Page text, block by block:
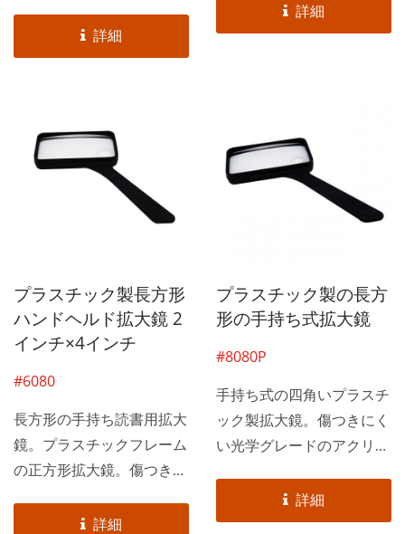
フレームの色はカスタマイ
ズ可能です。長方形のハン
も使用できます。あらゆる
読書資料や小さな物体の観
察に最適です。E-Tayこの
iPhone型LEDライト付き拡
詳細
載しています。LEDライト
付き拡大鏡は、小さな文字
ートフォンと同じサイズで
す。E-Tay20年以上にわた
り、LED照明付き拡大鏡を
製造しているメーカーで
鏡、LEDライト付きヘッド
バンド拡大鏡、LEDライト
製品。
詳細
プラスチック製長方形
ハンドヘルド拡大鏡 2
インチ×4インチ
#6080
長方形の手持ち読書用拡大
鏡。プラスチックフレーム
の正方形拡大鏡。傷つきに
ルレンズ。手持ち式のクラ
詳細
プラスチック製の長方
形の手持ち式拡大鏡
#8080P
手持ち式の四角いプラスチ
ック製拡大鏡。傷つきにく
い光学グレードのアクリル
のクラシックな拡大鏡、倍
率2倍、歪みのないレンズ
詳細